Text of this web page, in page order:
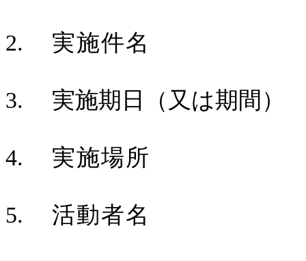
2. 実施件名
3. 実施期日（又は期間）
4. 実施場所
5. 活動者名